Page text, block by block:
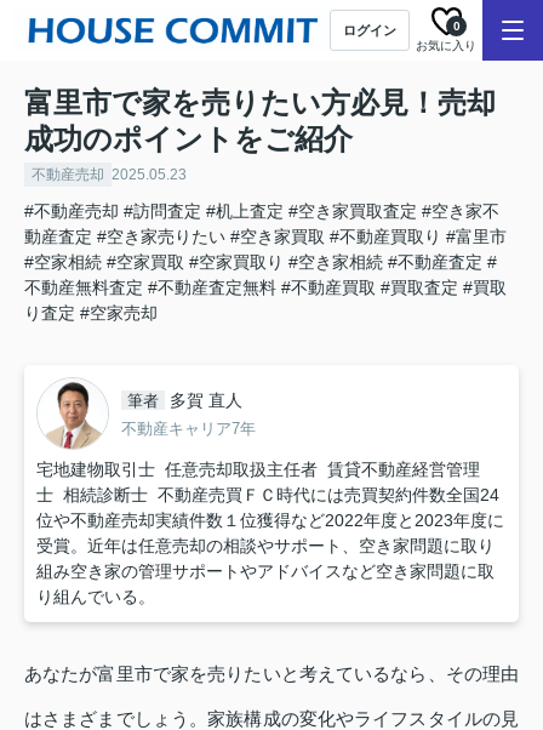
ログイン
お気に入り
0
富里市で家を売りたい方必見！売却
成功のポイントをご紹介
不動産売却 2025.05.23
#不動産売却 #訪問査定 #机上査定 #空き家買取査定 #空き家不
動産査定 #空き家売りたい #空き家買取 #不動産買取り #富里市
#空家相続 #空家買取 #空家買取り #空き家相続 #不動産査定 #
不動産無料査定 #不動産査定無料 #不動産買取 #買取査定 #買取
り査定 #空家売却
筆者 多賀 直人
不動産キャリア7年
宅地建物取引士 任意売却取扱主任者 賃貸不動産経営管理
士 相続診断士 不動産売買ＦＣ時代には売買契約件数全国24
位や不動産売却実績件数１位獲得など2022年度と2023年度に
受賞。近年は任意売却の相談やサポート、空き家問題に取り
組み空き家の管理サポートやアドバイスなど空き家問題に取
り組んでいる。
あなたが富里市で家を売りたいと考えているなら、その理由
はさまざまでしょう。家族構成の変化やライフスタイルの見